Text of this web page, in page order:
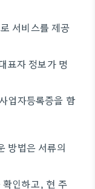
서비스를 제공
표자 정보가 명
업자등록증을 함
방법은 서류의
확인하고, 현 주